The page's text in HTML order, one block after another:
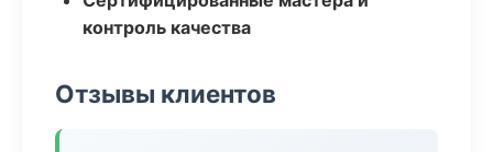
контроль качества
Отзывы клиентов